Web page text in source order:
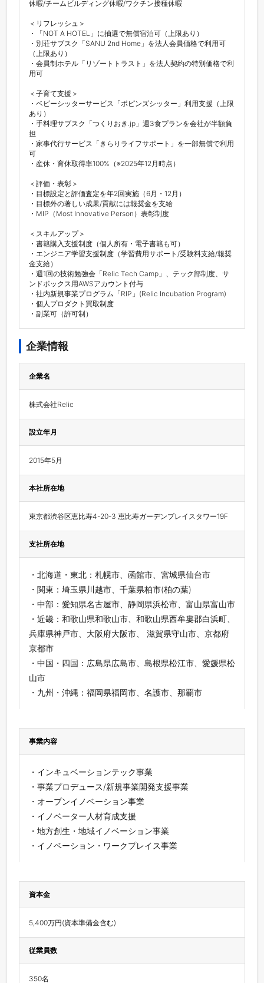
休暇/チームビルディング休暇/ワクチン接種休暇
＜リフレッシュ＞
・「NOT A HOTEL」に抽選で無償宿泊可（上限あり）
・別荘サブスク「SANU 2nd Home」を法人会員価格で利用可
（上限あり）
・会員制ホテル「リゾートトラスト」を法人契約の特別価格で利
用可
＜子育て支援＞
・ベビーシッターサービス「ポピンズシッター」利用支援（上限
あり）
・手料理サブスク「つくりおき.jp」週3食プランを会社が半額負
担
・家事代行サービス「きらりライフサポート」を一部無償で利用
可
・産休・育休取得率100%（※2025年12月時点）
＜評価・表彰＞
・目標設定と評価査定を年2回実施（6月・12月）
・目標外の著しい成果/貢献には報奨金を支給
・MIP（Most Innovative Person）表彰制度
＜スキルアップ＞
・書籍購入支援制度（個人所有・電子書籍も可）
・エンジニア学習支援制度（学習費用サポート/受験料支給/報奨
金支給）
・週1回の技術勉強会「Relic Tech Camp」、テック部制度、サ
ンドボックス用AWSアカウント付与
・社内新規事業プログラム「RIP」(Relic Incubation Program)
・個人プロダクト買取制度
・副業可（許可制）
企業情報
企業名
株式会社Relic
設立年月
2015年5月
本社所在地
東京都渋谷区恵比寿4-20-3 恵比寿ガーデンプレイスタワー19F
支社所在地
・北海道・東北：札幌市、函館市、宮城県仙台市
・関東：埼玉県川越市、千葉県柏市(柏の葉)
・中部：愛知県名古屋市、静岡県浜松市、富山県富山市
・近畿：和歌山県和歌山市、和歌山県西牟婁郡白浜町、
兵庫県神戸市、大阪府大阪市、 滋賀県守山市、京都府
京都市
・中国・四国：広島県広島市、島根県松江市、愛媛県松
山市
・九州・沖縄：福岡県福岡市、名護市、那覇市
事業内容
・インキュベーションテック事業
・事業プロデュース/新規事業開発支援事業
・オープンイノベーション事業
・イノベーター人材育成支援
・地方創生・地域イノベーション事業
・イノベーション・ワークプレイス事業
資本金
5,400万円(資本準備金含む)
従業員数
350名